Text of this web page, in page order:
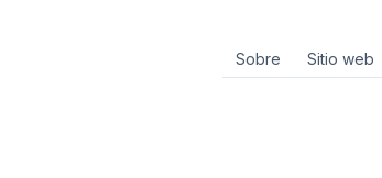
Sobre Sitio web